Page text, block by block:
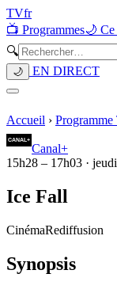
TVfr
📺 Programmes🌙
🔍
🌙 EN DIRECT
Accueil ›
Canal+
15h28 – 17h03 ·
Ice Fall
CinémaRediffusion
Synopsis